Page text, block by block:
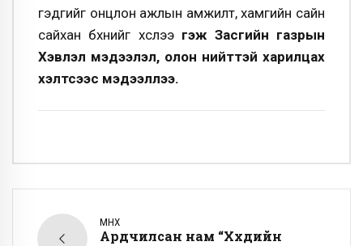
гэдгийг онцлон ажлын амжилт, хамгийн сайн
сайхан бүхнийг хүслээ гэж Засгийн газрын
Хэвлэл мэдээлэл, олон нийттэй харилцах
хэлтсээс мэдээллээ.
ӨМНӨХ
Ардчилсан нам “Хүүхдийн